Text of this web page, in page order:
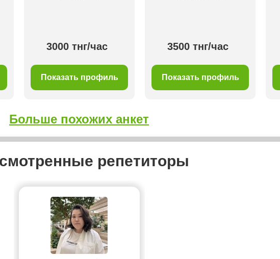
3000 тнг/час
Показать профиль
3500 тнг/час
Показать профиль
Больше похожих анкет
репетиторы